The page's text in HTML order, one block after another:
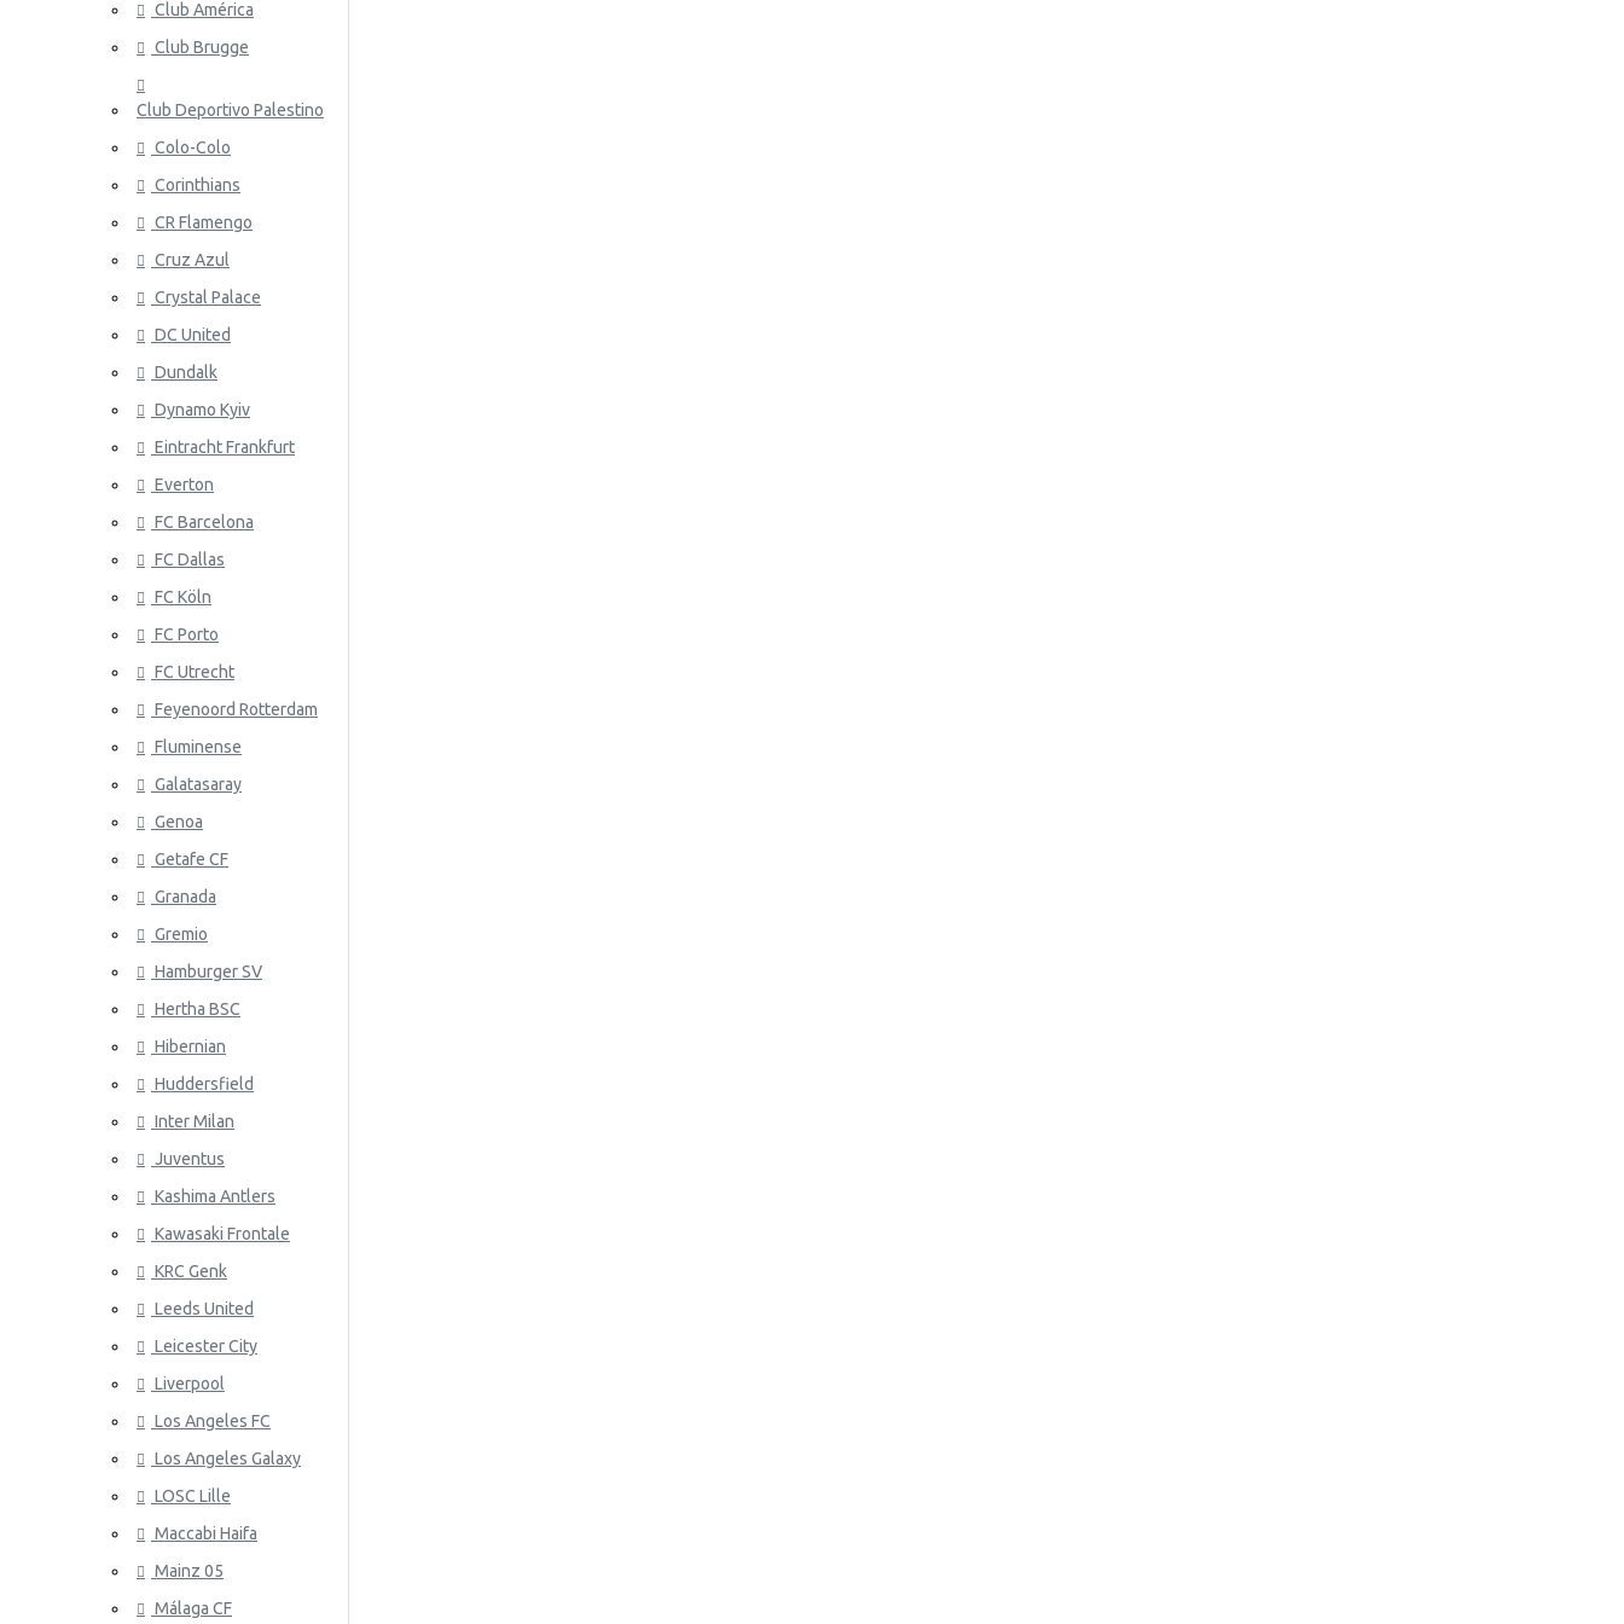
Noruega
Perú
Polonia
Portugal
Rumania
Rusia
Escocia
Senegal
Serbia
Corea Del Sur
España
Suecia
Eslovenia
Ucrania
Uruguay
Venezuela
Club América
Club Brugge
Club Deportivo Palestino
Colo-Colo
Corinthians
CR Flamengo
Cruz Azul
Crystal Palace
DC United
Dundalk
Dynamo Kyiv
Eintracht Frankfurt
Everton
FC Barcelona
FC Dallas
FC Köln
FC Porto
FC Utrecht
Feyenoord Rotterdam
Fluminense
Galatasaray
Genoa
Getafe CF
Granada
Gremio
Hamburger SV
Hertha BSC
Hibernian
Huddersfield
Inter Milan
Juventus
Kashima Antlers
Kawasaki Frontale
KRC Genk
Leeds United
Leicester City
Liverpool
Los Angeles FC
Los Angeles Galaxy
LOSC Lille
Maccabi Haifa
Mainz 05
Málaga CF